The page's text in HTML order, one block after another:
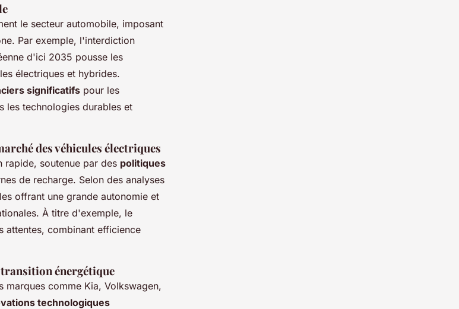
le secteur automobile, imposant
Par exemple, l'interdiction
d'ici 2035 pousse les
électriques et hybrides.
significatifs pour les
les technologies durables et
des véhicules électriques
rapide, soutenue par des politiques
de recharge. Selon des analyses
offrant une grande autonomie et
À titre d'exemple, le
attentes, combinant efficience
énergétique
marques comme Kia, Volkswagen,
technologiques